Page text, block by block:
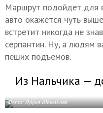
Маршрут подойдет для
авто окажется чуть
встретит никогда не
серпантин. Ну, а людям
пеших подъемов.
Из Нальчика —
Фото: Дарья Шомахова